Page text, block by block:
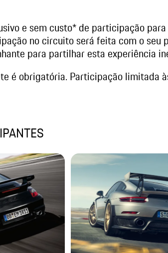
e sem custo* de participação
no circuito será feita com o
para partilhar esta experiência
é obrigatória. Participação limitada